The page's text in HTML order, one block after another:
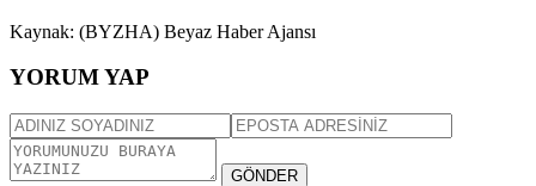
Kaynak: (BYZHA) Beyaz Haber Ajansı
YORUM YAP
GÖNDER